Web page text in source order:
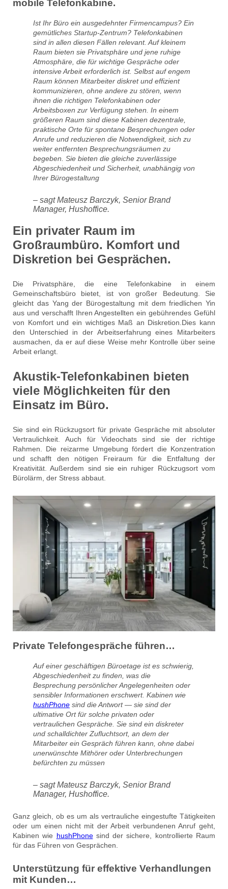
mobile Telefonkabine.
Ist Ihr Büro ein ausgedehnter Firmencampus? Ein
gemütliches Startup-Zentrum? Telefonkabinen
sind in allen diesen Fällen relevant. Auf kleinem
Raum bieten sie Privatsphäre und jene ruhige
Atmosphäre, die für wichtige Gespräche oder
intensive Arbeit erforderlich ist. Selbst auf engem
Raum können Mitarbeiter diskret und effizient
kommunizieren, ohne andere zu stören, wenn
ihnen die richtigen Telefonkabinen oder
Arbeitsboxen zur Verfügung stehen. In einem
größeren Raum sind diese Kabinen dezentrale,
praktische Orte für spontane Besprechungen oder
Anrufe und reduzieren die Notwendigkeit, sich zu
weiter entfernten Besprechungsräumen zu
begeben. Sie bieten die gleiche zuverlässige
Abgeschiedenheit und Sicherheit, unabhängig von
Ihrer Bürogestaltung
– sagt Mateusz Barczyk, Senior Brand
Manager, Hushoffice.
Ein privater Raum im
Großraumbüro. Komfort und
Diskretion bei Gesprächen.
Die Privatsphäre, die eine Telefonkabine in einem
Gemeinschaftsbüro bietet, ist von großer Bedeutung. Sie
gleicht das Yang der Bürogestaltung mit dem friedlichen Yin
aus und verschafft Ihren Angestellten ein gebührendes Gefühl
von Komfort und ein wichtiges Maß an Diskretion.Dies kann
den Unterschied in der Arbeitserfahrung eines Mitarbeiters
ausmachen, da er auf diese Weise mehr Kontrolle über seine
Arbeit erlangt.
Akustik-Telefonkabinen bieten
viele Möglichkeiten für den
Einsatz im Büro.
Sie sind ein Rückzugsort für private Gespräche mit absoluter
Vertraulichkeit. Auch für Videochats sind sie der richtige
Rahmen. Die reizarme Umgebung fördert die Konzentration
und schafft den nötigen Freiraum für die Entfaltung der
Kreativität. Außerdem sind sie ein ruhiger Rückzugsort vom
Bürolärm, der Stress abbaut.
Private Telefongespräche führen…
Auf einer geschäftigen Büroetage ist es schwierig,
Abgeschiedenheit zu finden, was die
Besprechung persönlicher Angelegenheiten oder
sensibler Informationen erschwert. Kabinen wie
hushPhone sind die Antwort — sie sind der
ultimative Ort für solche privaten oder
vertraulichen Gespräche. Sie sind ein diskreter
und schalldichter Zufluchtsort, an dem der
Mitarbeiter ein Gespräch führen kann, ohne dabei
unerwünschte Mithörer oder Unterbrechungen
befürchten zu müssen
– sagt Mateusz Barczyk, Senior Brand
Manager, Hushoffice.
Ganz gleich, ob es um als vertrauliche eingestufte Tätigkeiten
oder um einen nicht mit der Arbeit verbundenen Anruf geht,
Kabinen wie hushPhonesind der sichere, kontrollierte Raum
für das Führen von Gesprächen.
Unterstützung für effektive Verhandlungen
mit Kunden…